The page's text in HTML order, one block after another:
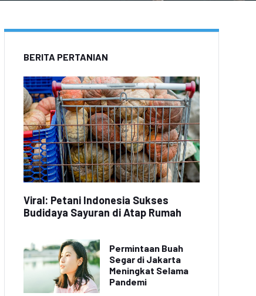
BERITA PERTANIAN
Viral: Petani Indonesia Sukses
Budidaya Sayuran di Atap Rumah
Permintaan Buah
Segar di Jakarta
Meningkat Selama
Pandemi